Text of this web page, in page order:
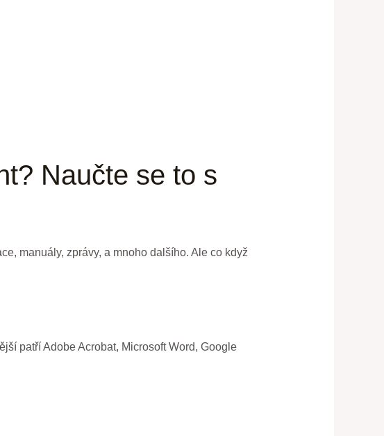
Naučte se to s
manuály, zprávy, a mnoho dalšího. Ale co když
patří Adobe Acrobat, Microsoft Word, Google